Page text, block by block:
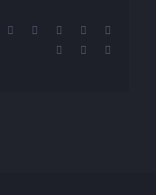
Facebook Reddit LinkedIn
Pinterest